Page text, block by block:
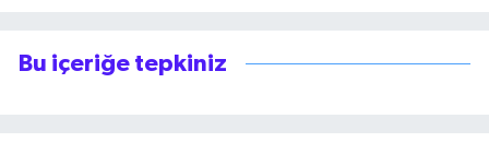
Bu içeriğe tepkiniz